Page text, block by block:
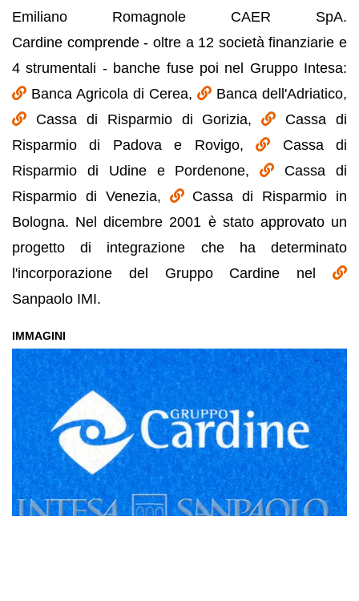
Emiliano Romagnole CAER SpA.
Cardine comprende - oltre a 12 società finanziarie e
4 strumentali - banche fuse poi nel Gruppo Intesa:
Banca Agricola di Cerea,
Banca dell'Adriatico,
Cassa di Risparmio di Gorizia,
Cassa di
Risparmio di Padova e Rovigo,
Cassa di
Risparmio di Udine e Pordenone,
Cassa di
Risparmio di Venezia,
Cassa di Risparmio in
Bologna. Nel dicembre 2001 è stato approvato un
progetto di integrazione che ha determinato
l'incorporazione del Gruppo Cardine nel
Sanpaolo IMI.
IMMAGINI